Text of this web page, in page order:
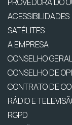
ACESSIBILIDADES
SATÉLITES
A EMPRESA
CONSELHO
CONSELHO DE
CONTRATO DE
RÁDIO E
RGPD